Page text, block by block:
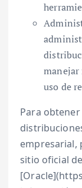
manejar
uso de
Para
empresarial,
sitio oficial